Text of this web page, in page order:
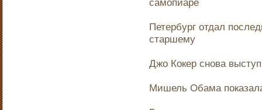
самопиаре
Петербург отдал
старшему
Джо Кокер снова
Мишель Обама